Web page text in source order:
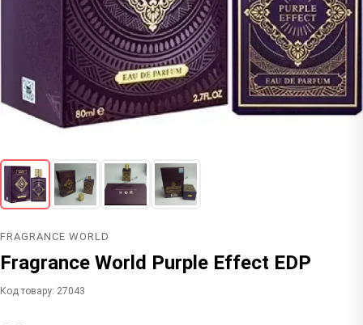
FRAGRANCE WORLD
Fragrance World Purple Effect EDP
Код товару: 27043